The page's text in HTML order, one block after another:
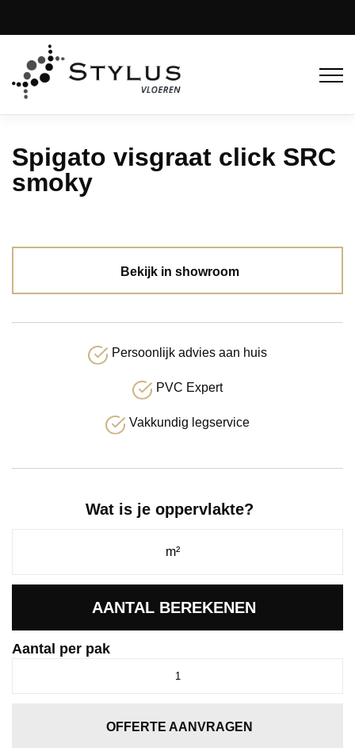
Spigato visgraat click SRC
smoky
Bekijk in showroom
Persoonlijk advies aan huis
PVC Expert
Vakkundig legservice
Wat is je oppervlakte?
AANTAL BEREKENEN
Aantal per pak
OFFERTE AANVRAGEN